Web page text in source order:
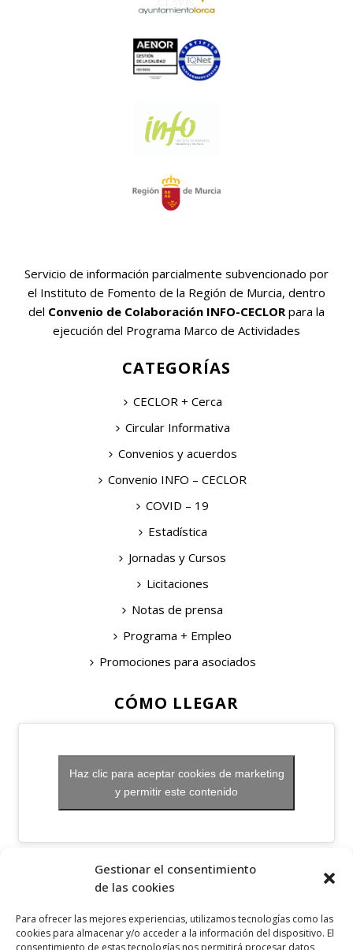
Gestionar el consentimiento
de las cookies
Para ofrecer las mejores experiencias, utilizamos tecnologías como las
cookies para almacenar y/o acceder a la información del dispositivo. El
consentimiento de estas tecnologías nos permitirá procesar datos
Servicio de información parcialmente subvencionado por
el Instituto de Fomento de la Región de Murcia, dentro
del Convenio de Colaboración INFO-CECLOR para la
ejecución del Programa Marco de Actividades
CATEGORÍAS
CECLOR + Cerca
Circular Informativa
Convenios y acuerdos
Convenio INFO – CECLOR
COVID – 19
Estadística
Jornadas y Cursos
Licitaciones
Notas de prensa
Programa + Empleo
Promociones para asociados
CÓMO LLEGAR
Haz clic para aceptar cookies de marketing
y permitir este contenido
OTROS ENLACES
Política de cookies